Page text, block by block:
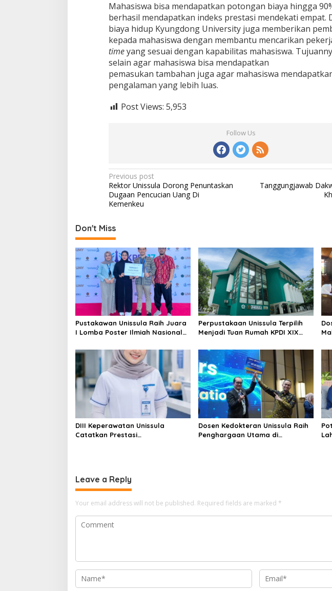
Mahasiswa bisa mendapatkan potongan biaya hingga
berhasil mendapatkan indeks prestasi mendekati empat.
biaya hidup Kyungdong University juga memberikan
kepada mahasiswa dengan membantu mencarikan
timeyang sesuai dengan kapabilitas mahasiswa.
selain agar mahasiswa bisa mendapatkan
pemasukan tambahan juga agar mahasiswa
pengalaman yang lebih luas.
Post Views: 5,953
Follow Us
Post
navigation
Previous post
Rektor Unissula Dorong Penuntaskan
Dugaan Pencucian Uang Di
Kemenkeu
Tanggungjawab
Don't Miss
Pustakawan Unissula Raih Juara
I Lomba Poster Ilmiah Nasional
Perpustakaan Unissula Terpilih
Menjadi Tuan Rumah KPDI XIX
DIII Keperawatan Unissula
Catatkan Prestasi
Dosen Kedokteran Unissula Raih
Penghargaan Utama di
Leave a Reply
Your email address will not be published. Required fields are marked *